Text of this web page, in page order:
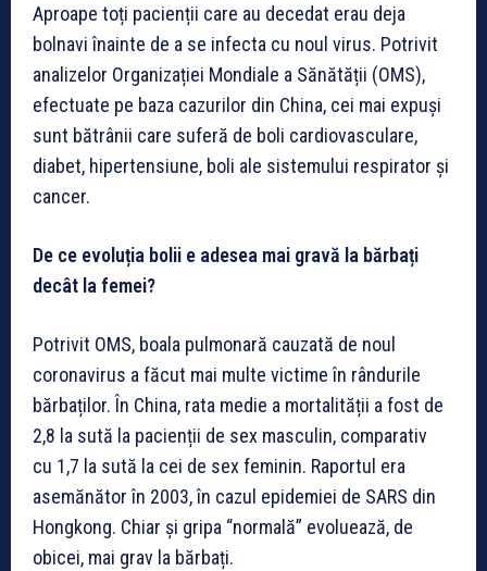
Aproape toți pacienții care au decedat erau deja
bolnavi înainte de a se infecta cu noul virus. Potrivit
analizelor Organizației Mondiale a Sănătății (OMS),
efectuate pe baza cazurilor din China, cei mai expuși
sunt bătrânii care suferă de boli cardiovasculare,
diabet, hipertensiune, boli ale sistemului respirator și
cancer.
De ce evoluția bolii e adesea mai gravă la bărbați
decât la femei?
Potrivit OMS, boala pulmonară cauzată de noul
coronavirus a făcut mai multe victime în rândurile
bărbaților. În China, rata medie a mortalității a fost de
2,8 la sută la pacienții de sex masculin, comparativ
cu 1,7 la sută la cei de sex feminin. Raportul era
asemănător în 2003, în cazul epidemiei de SARS din
Hongkong. Chiar și gripa “normală” evoluează, de
obicei, mai grav la bărbați.